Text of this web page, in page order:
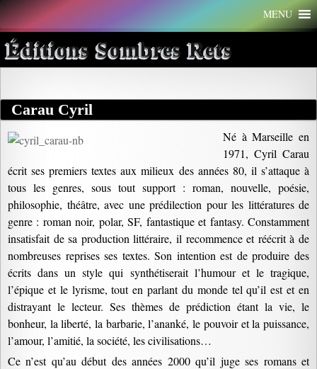
Aller
au
contenu
MENU
Éditions Sombres Rets
Carau Cyril
Né à Marseille en
1971, Cyril Carau
écrit ses premiers textes aux milieux des années 80, il s’attaque à
tous les genres, sous tout support : roman, nouvelle, poésie,
philosophie, théâtre, avec une prédilection pour les littératures de
genre : roman noir, polar, SF, fantastique et fantasy. Constamment
insatisfait de sa production littéraire, il recommence et réécrit à de
nombreuses reprises ses textes. Son intention est de produire des
écrits dans un style qui synthétiserait l’humour et le tragique,
l’épique et le lyrisme, tout en parlant du monde tel qu’il est et en
distrayant le lecteur. Ses thèmes de prédiction étant la vie, le
bonheur, la liberté, la barbarie, l’ananké, le pouvoir et la puissance,
l’amour, l’amitié, la société, les civilisations…
Ce n’est qu’au début des années 2000 qu’il juge ses romans et